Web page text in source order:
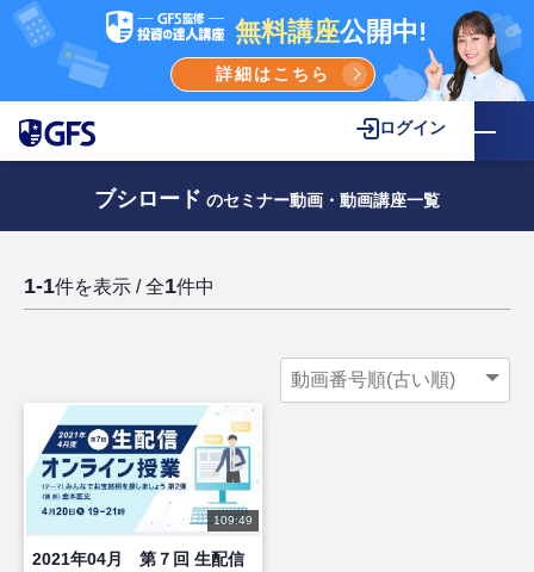
無料講座公開中!
詳細はこちら
ログイン
ブシロード のセミナー動画・動画講座一覧
1-1件を表示 / 全1件中
109:49
2021年04月 第７回 生配信